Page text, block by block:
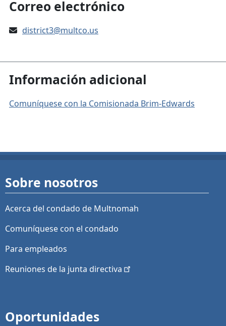
Correo electrónico
district3@multco.us
Información adicional
Comuníquese con la Comisionada Brim-Edwards
Sobre nosotros
Acerca del condado de Multnomah
Comuníquese con el condado
Para empleados
Reuniones de la junta directiva
Oportunidades